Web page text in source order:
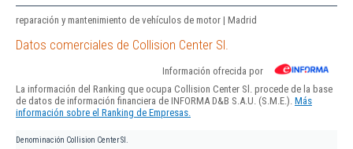
reparación y mantenimiento de vehículos de motor | Madrid
Datos comerciales de Collision Center Sl.
Información ofrecida por
La información del Ranking que ocupa Collision Center Sl. procede de la base
de datos de información financiera de INFORMA D&B S.A.U. (S.M.E.). Más
información sobre el Ranking de Empresas.
Denominación Collision Center Sl.